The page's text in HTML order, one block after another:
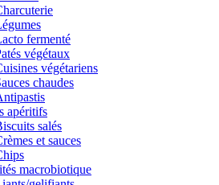
fermenté
végétaux
végétariens
chaudes
apéritifs
salés
et sauces
macrobiotique